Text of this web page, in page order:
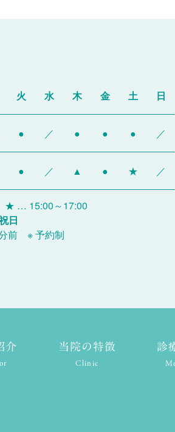
火 水 木 金 土 日
● ／ ● ● ● ／
● ／ ▲ ● ★ ／
★ … 15:00～17:00
日
前 ※ 予約制
介 当院の特徴 診